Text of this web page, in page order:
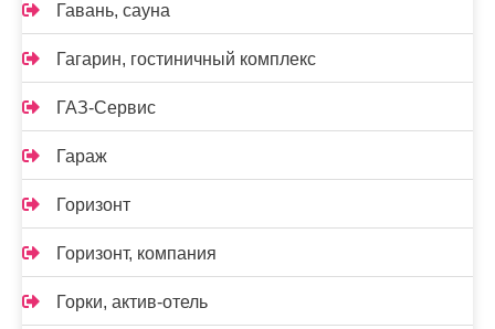
Гавань, сауна
Гагарин, гостиничный комплекс
ГАЗ-Сервис
Гараж
Горизонт
Горизонт, компания
Горки, актив-отель